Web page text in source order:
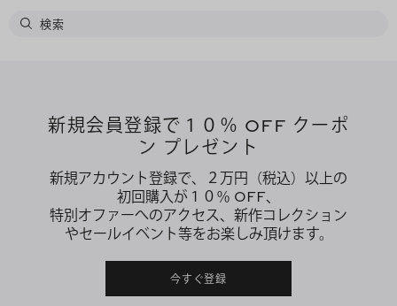
新規会員登録で１０％ OFF クーポ
ン プレゼント
新規アカウント登録で、２万円（税込）以上の
初回購入が１０％ OFF、
特別オファーへのアクセス、新作コレクション
やセールイベント等をお楽しみ頂けます。
今すぐ登録